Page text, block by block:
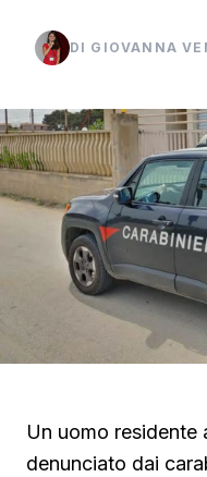
DI GIOVANNA
Un uomo residente
denunciato dai